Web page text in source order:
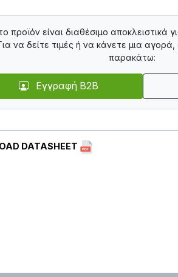
DATASHEET
προϊόν είναι διαθέσιμο αποκλειστικά
να δείτε τιμές ή να κάνετε μια αγορά,
παρακάτω:
Εγγραφή B2B